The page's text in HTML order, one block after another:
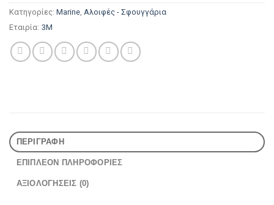
Κατηγορίες: Marine, Αλοιφές - Σφουγγάρια
Εταιρία: 3M
ΠΕΡΙΓΡΑΦΉ
ΕΠΙΠΛΈΟΝ ΠΛΗΡΟΦΟΡΊΕΣ
ΑΞΙΟΛΟΓΉΣΕΙΣ (0)